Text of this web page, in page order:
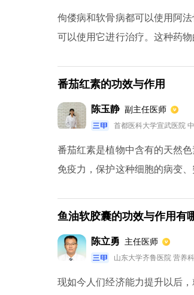
佝偻病和软骨病都可以使用阿
可以使用它进行治疗。这种药
常一定要即使停药，并进行详细
番茄红素的功效与作用
陈玉静 副主任医师
首都医科大学宣武医院
番茄红素是植物中含有的天然
免疫力，保护这种细胞的病变
鱼油软胶囊的功效与作用有
陈立勇 主任医师
山东大学齐鲁医院 营养科
现如今人们经济能力提升以后